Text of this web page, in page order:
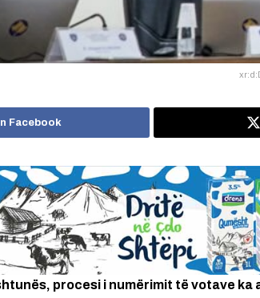
Facebook
procesi i numërimit të votave ka